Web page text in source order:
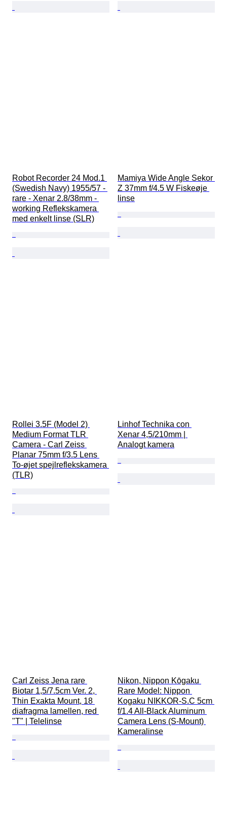
Robot Recorder 24 Mod.1
(Swedish Navy) 1955/57 -
rare - Xenar 2.8/38mm -
working Reflekskamera
med enkelt linse (SLR)
Mamiya Wide Angle Sekor
Z 37mm f/4.5 W Fiskeøje
linse
Rollei 3.5F (Model 2)
Medium Format TLR
Camera - Carl Zeiss
Planar 75mm f/3.5 Lens
To-øjet spejlreflekskamera
(TLR)
Linhof Technika con
Xenar 4,5/210mm |
Analogt kamera
Carl Zeiss Jena rare
Biotar 1,5/7.5cm Ver. 2,
Thin Exakta Mount, 18
diafragma lamellen, red
"T" | Telelinse
Nikon, Nippon Kōgaku
Rare Model: Nippon
Kogaku NIKKOR-S.C 5cm
f/1.4 All-Black Aluminum
Camera Lens (S-Mount)
Kameralinse